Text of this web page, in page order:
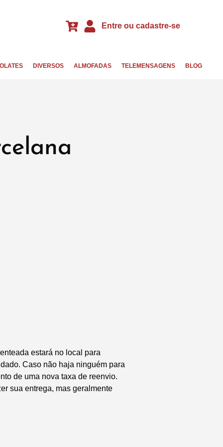
Entre ou cadastre-se
DIVERSOS ALMOFADAS TELEMENSAGENS BLOG
estará no local para
Caso não haja ninguém para
de uma nova taxa de reenvio.
sua entrega, mas geralmente